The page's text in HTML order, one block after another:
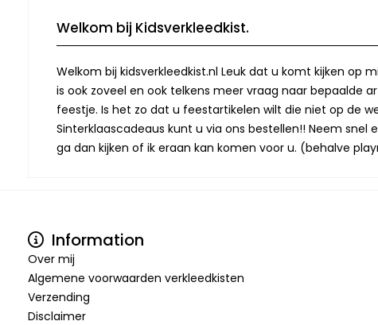
Welkom bij Kidsverkleedkist.
Welkom bij kidsverkleedkist.nl Leuk dat u komt kijken op
is ook zoveel en ook telkens meer vraag naar bepaalde
feestje. Is het zo dat u feestartikelen wilt die niet op de
Sinterklaascadeaus kunt u via ons bestellen!! Neem
ga dan kijken of ik eraan kan komen voor u. (behalve
Information
Over mij
Algemene voorwaarden verkleedkisten
Verzending
Disclaimer